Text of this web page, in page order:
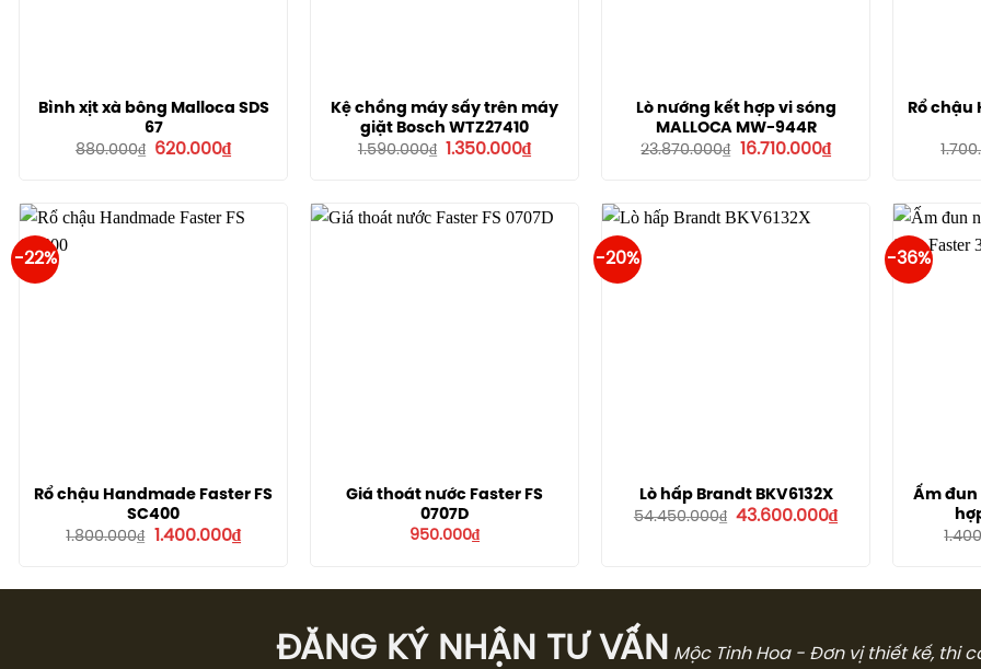
Bình xịt xà bông Malloca SDS
67
880.000₫ Giá
620.000₫Giá
hiện
620.000₫.
Kệ chồng máy sấy trên máy
giặt Bosch WTZ27410
1.590.000₫ Giá
1.350.000₫Giá
hiện
1.350.000₫.
Lò nướng kết hợp vi sóng
MALLOCA MW-944R
23.870.000₫ Giá
16.710.000₫Giá
hiện
16.710.000₫.
Rổ chậu
-22%
Rổ chậu Handmade Faster FS
SC400
1.800.000₫ Giá
1.400.000₫Giá
hiện
Giá thoát nước Faster FS
0707D
950.000₫
-20%
Lò hấp Brandt BKV6132X
54.450.000₫ Giá
43.600.000₫Giá
hiện
-36%
Ấm
ĐĂNG KÝ NHẬN TƯ VẤN Mộc Tinh Hoa - Đơn vị thiết kế, thi